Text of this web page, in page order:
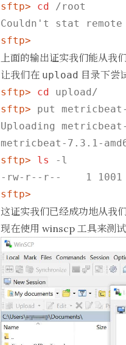
sftp> cd /root
sftp>
上面的输出证实我们能从我
让我们在 upload 目录下尝
sftp> cd upload/
sftp> put
Uploading
sftp> ls
-l
sftp>
这证实我们已经成功地从我
现在使用 winscp 工具来测